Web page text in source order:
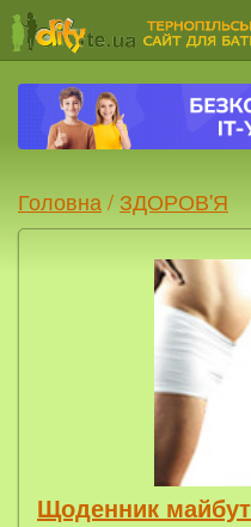
Головна / ЗДОРОВ'Я
Щоденник